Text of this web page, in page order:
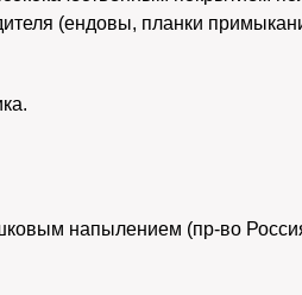
(ендовы, планки
напылением (пр-во